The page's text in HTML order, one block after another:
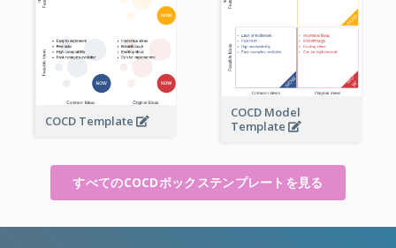
COCD Template
COCD Model
Template
すべてのCOCDボックステンプレートを見る